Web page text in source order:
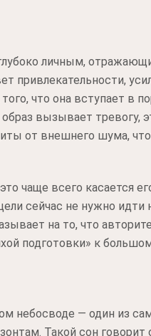
личным,
привлекательности,
что она вступает в
образ вызывает
от внешнего шума,
чаще всего касается
сейчас не нужно
на то, что
подготовки» к
небосводе — один из
Такой сон